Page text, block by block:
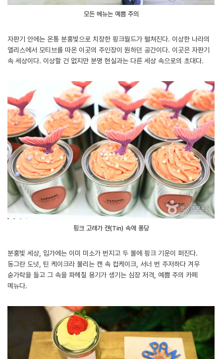
모든 메뉴는 예쁨 주의
자판기 안에는 온통 분홍빛으로 치장한 핑크월드가 펼쳐진다. 이상한 나라의
엘리스에서 모티브를 따온 이곳의 주인장이 원하던 공간이다. 이곳은 자판기
속 세상이다. 이상할 건 없지만 분명 현실과는 다른 세상 속으로의 초대다.
핑크 고래가 캔(Tin) 속에 퐁당
분홍빛 세상, 입가에는 이미 미소가 번지고 두 볼에 핑크 기운이 퍼진다.
동그란 도넛, 틴 케이크라 불리는 캔 속 컵케이크, 서너 번 주저하다 겨우
숟가락을 들고 그 속을 파헤칠 용기가 생기는 심장 저격, 예쁨 주의 카페
메뉴다.